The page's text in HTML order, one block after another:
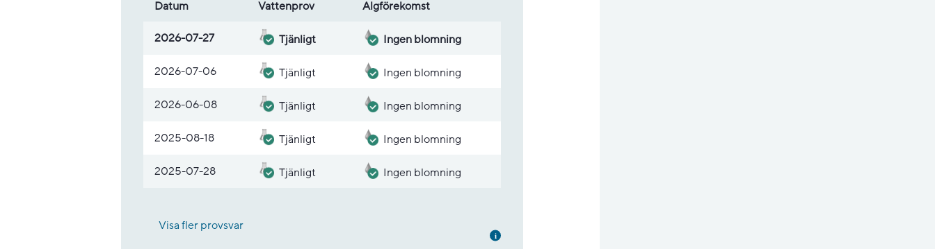
Datum Vatten­prov Alg­före­komst
2026-07-27 Tjänligt Ingen blomning
2026-07-06 Tjänligt Ingen blomning
2026-06-08 Tjänligt Ingen blomning
2025-08-18 Tjänligt Ingen blomning
2025-07-28 Tjänligt Ingen blomning
Visa fler provsvar Mer information